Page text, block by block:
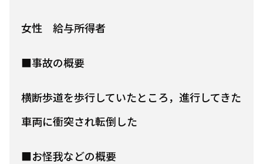
女性 給与所得者
■事故の概要
横断歩道を歩行していたところ，進行してきた
車両に衝突され転倒した
■お怪我などの概要